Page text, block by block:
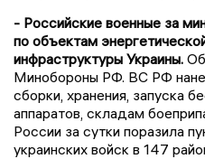
- Российские военные за
по объектам
инфраструктуры Украины.
Минобороны РФ. ВС РФ
сборки, хранения, запуска
аппаратов, складам
России за сутки поразила
украинских войск в 147